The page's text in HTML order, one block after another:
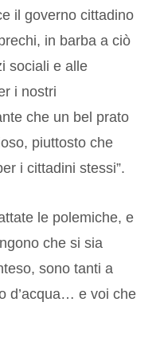
il governo cittadino
in barba a ciò
sociali e alle
i nostri
che un bel prato
piuttosto che
i cittadini stessi”.
le polemiche, e
che si sia
sono tanti a
d’acqua… e voi che